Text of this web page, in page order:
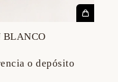
BLANCO
o depósito